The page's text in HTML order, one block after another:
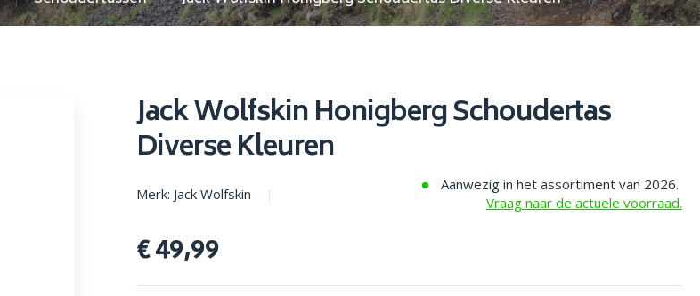
en parasols
Jack Wolfskin Honigberg Schoudertas
Diverse Kleuren
Merk: Jack Wolfskin
Aanwezig in het assortiment van 2026.
Vraag naar de actuele voorraad.
€ 49,99